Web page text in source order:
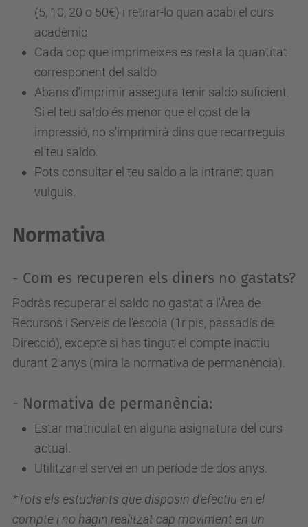
(5, 10, 20 o 50€) i retirar-lo quan acabi el curs
acadèmic
Cada cop que imprimeixes es resta la quantitat
corresponent del saldo
Abans d'imprimir assegura tenir saldo suficient.
Si el teu saldo és menor que el cost de la
impressió, no s'imprimirà dins que recarrreguis
el teu saldo.
Pots consultar el teu saldo a la intranet quan
vulguis.
Normativa
- Com es recuperen els diners no gastats?
Podràs recuperar el saldo no gastat a l'Àrea de
Recursos i Serveis de l'escola (1r pis, passadís de
Direcció), excepte si has tingut el compte inactiu
durant 2 anys (mira la normativa de permanència).
- Normativa de permanència:
Estar matriculat en alguna asignatura del curs
actual.
Utilitzar el servei en un període de dos anys.
*Tots els estudiants que disposin d'efectiu en el
compte i no hagin realitzat cap moviment en un